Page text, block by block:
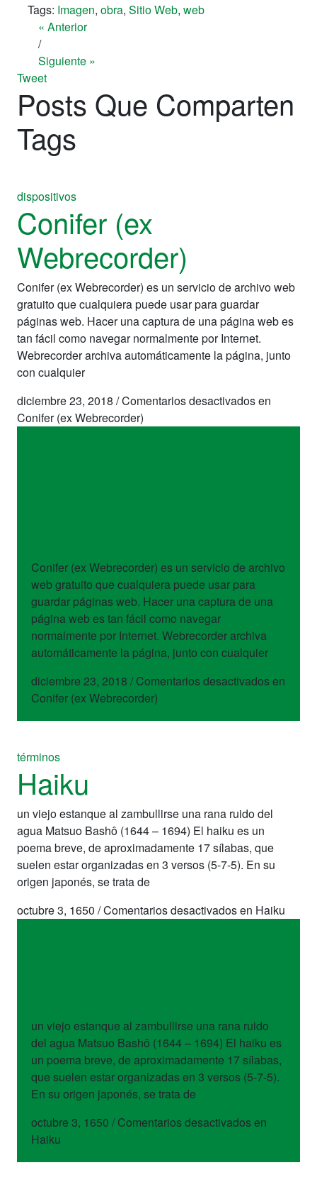
Tags: Imagen, obra, Sitio Web, web
« Anterior
/
Siguiente »
Tweet
Posts Que Comparten
Tags
dispositivos
Conifer (ex
Webrecorder)
Conifer (ex Webrecorder) es un servicio de archivo web
gratuito que cualquiera puede usar para guardar
páginas web. Hacer una captura de una página web es
tan fácil como navegar normalmente por Internet.
Webrecorder archiva automáticamente la página, junto
con cualquier
diciembre 23, 2018 /Comentarios desactivadosen
Conifer (ex Webrecorder)
Conifer (ex Webrecorder) es un servicio de archivo
web gratuito que cualquiera puede usar para
guardar páginas web. Hacer una captura de una
página web es tan fácil como navegar
normalmente por Internet. Webrecorder archiva
automáticamente la página, junto con cualquier
diciembre 23, 2018 / Comentarios desactivadosen
Conifer (ex Webrecorder)
términos
Haiku
un viejo estanque al zambullirse una rana ruido del
agua Matsuo Bashô (1644 – 1694) El haiku es un
poema breve, de aproximadamente 17 sílabas, que
suelen estar organizadas en 3 versos (5-7-5). En su
origen japonés, se trata de
octubre 3, 1650 /Comentarios desactivadosen Haiku
un viejo estanque al zambullirse una rana ruido
del agua Matsuo Bashô (1644 – 1694) El haiku es
un poema breve, de aproximadamente 17 sílabas,
que suelen estar organizadas en 3 versos (5-7-5).
En su origen japonés, se trata de
octubre 3, 1650 / Comentarios desactivadosen
Haiku